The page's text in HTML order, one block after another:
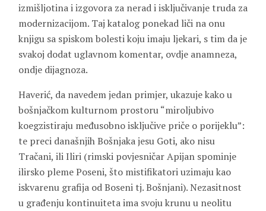
izmišljotina i izgovora za nerad i isključivanje truda za
modernizacijom. Taj katalog ponekad liči na onu
knjigu sa spiskom bolesti koju imaju ljekari, s tim da je
svakoj dodat uglavnom komentar, ovdje anamneza,
ondje dijagnoza.
Haverić, da navedem jedan primjer, ukazuje kako u
bošnjačkom kulturnom prostoru “miroljubivo
koegzistiraju međusobno isključive priče o porijeklu”:
te preci današnjih Bošnjaka jesu Goti, ako nisu
Tračani, ili Iliri (rimski povjesničarApijan spominje
ilirsko pleme Poseni, što mistifikatori uzimaju kao
iskvarenu grafija od Boseni tj. Bošnjani). Nezasitnost
u građenju kontinuiteta ima svoju krunu u neolitu